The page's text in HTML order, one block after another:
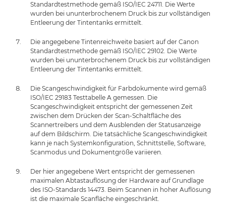
Standardtestmethode gemäß ISO/IEC 24711. Die Werte
wurden bei ununterbrochenem Druck bis zur vollständigen
Entleerung der Tintentanks ermittelt.
Die angegebene Tintenreichweite basiert auf der Canon
Standardtestmethode gemäß ISO/IEC 29102. Die Werte
wurden bei ununterbrochenem Druck bis zur vollständigen
Entleerung der Tintentanks ermittelt.
Die Scangeschwindigkeit für Farbdokumente wird gemäß
ISO/IEC 29183 Testtabelle A gemessen. Die
Scangeschwindigkeit entspricht der gemessenen Zeit
zwischen dem Drücken der Scan-Schaltfläche des
Scannertreibers und dem Ausblenden der Statusanzeige
auf dem Bildschirm. Die tatsächliche Scangeschwindigkeit
kann je nach Systemkonfiguration, Schnittstelle, Software,
Scanmodus und Dokumentgröße variieren.
Der hier angegebene Wert entspricht der gemessenen
maximalen Abtastauflösung der Hardware auf Grundlage
des ISO-Standards 14473. Beim Scannen in hoher Auflösung
ist die maximale Scanfläche eingeschränkt.